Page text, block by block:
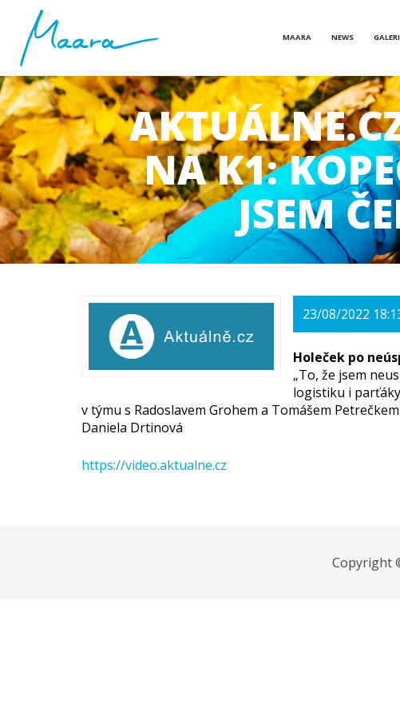
MAARA NEWS
NA K1:
JSEM
23/08/2022
Holeček po
„To, že jsem
logistiku i
v týmu s Radoslavem Grohem a Tomášem
Daniela Drtinová
https://video.aktualne.cz
Copyright